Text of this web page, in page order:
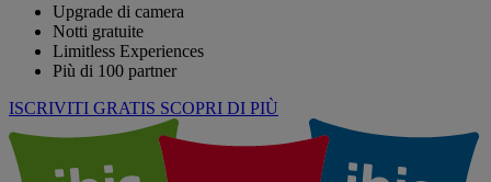
Upgrade di camera
Notti gratuite
Limitless Experiences
Più di 100 partner
ISCRIVITI GRATIS SCOPRI DI PIÙ